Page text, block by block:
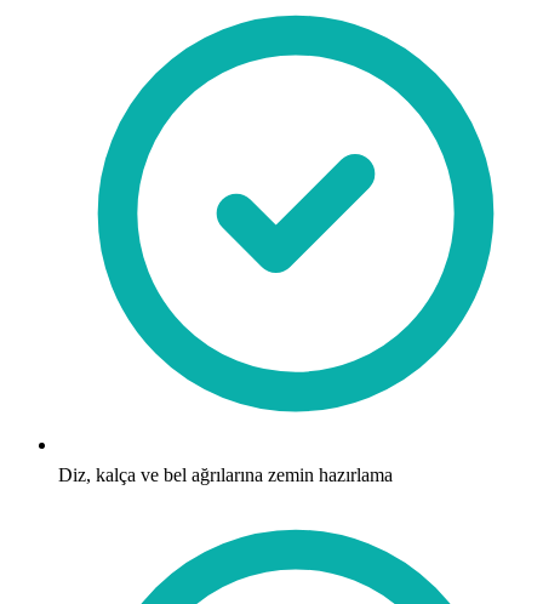
Diz, kalça ve bel ağrılarına zemin hazırlama